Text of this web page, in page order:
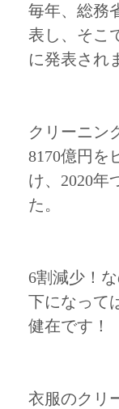
毎年、総務
表し、そこ
に発表され
クリーニン
8170億円を
け、2020年
た。
6割減少！
下になって
健在です！
衣服のクリ